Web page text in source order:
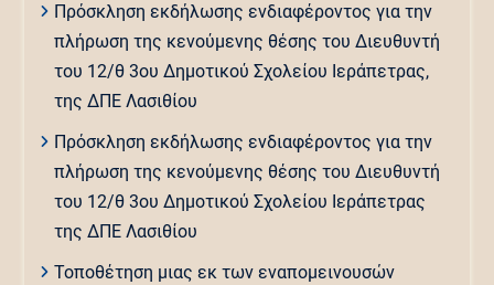
Πρόσκληση εκδήλωσης ενδιαφέροντος για την
πλήρωση της κενούμενης θέσης του Διευθυντή
του 12/θ 3ου Δημοτικού Σχολείου Ιεράπετρας,
της ΔΠΕ Λασιθίου
Πρόσκληση εκδήλωσης ενδιαφέροντος για την
πλήρωση της κενούμενης θέσης του Διευθυντή
του 12/θ 3ου Δημοτικού Σχολείου Ιεράπετρας
της ΔΠΕ Λασιθίου
Τοποθέτηση μιας εκ των εναπομεινουσών